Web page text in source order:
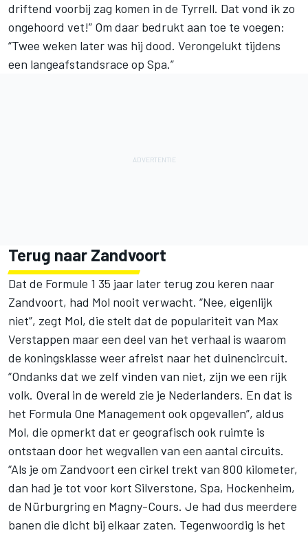
driftend voorbij zag komen in de Tyrrell. Dat vond ik zo
ongehoord vet!” Om daar bedrukt aan toe te voegen:
“Twee weken later was hij dood. Verongelukt tijdens
een langeafstandsrace op Spa.”
Terug naar Zandvoort
Dat de Formule 1 35 jaar later terug zou keren naar
Zandvoort, had Mol nooit verwacht. “Nee, eigenlijk
niet”, zegt Mol, die stelt dat de populariteit van Max
Verstappen maar een deel van het verhaal is waarom
de koningsklasse weer afreist naar het duinencircuit.
“Ondanks dat we zelf vinden van niet, zijn we een rijk
volk. Overal in de wereld zie je Nederlanders. En dat is
het Formula One Management ook opgevallen”, aldus
Mol, die opmerkt dat er geografisch ook ruimte is
ontstaan door het wegvallen van een aantal circuits.
“Als je om Zandvoort een cirkel trekt van 800 kilometer,
dan had je tot voor kort Silverstone, Spa, Hockenheim,
de Nürburgring en Magny-Cours. Je had dus meerdere
banen die dicht bij elkaar zaten. Tegenwoordig is het